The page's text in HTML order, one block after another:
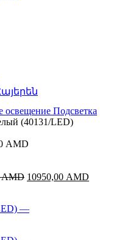
освещение Подсветка
(40131/LED)
AMD
AMD Первоначальная
15600,00 AMD.
10950,00 AMD